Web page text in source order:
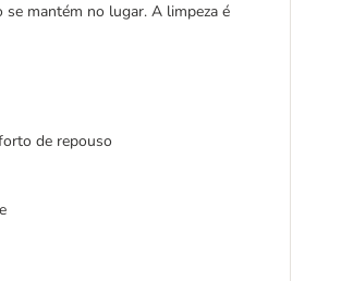
mantém no lugar. A limpeza é
de repouso